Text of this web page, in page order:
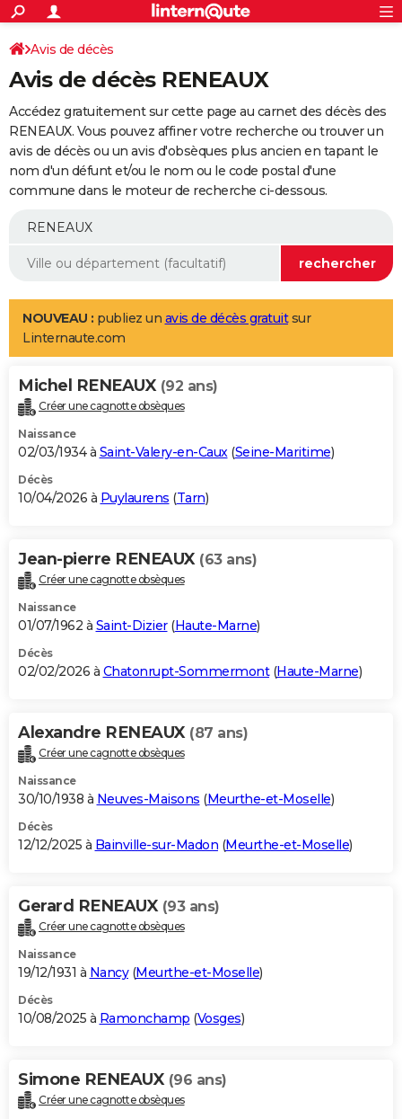
ACTUALITÉS
Politique
Société
Faits Divers
Education
Monde
Villes
+
SPORT
Coupe du monde 2026
Football
Tennis
Cyclisme
Rugby
Forum
Programme TV
TNT
Streaming
Cinéma
Sorties cinéma
Musique
+
FINANCE
Retraite
Epargne
Immobilier
Risques naturels par ville
Banque
Assurance
AUTO
Essais
Réserver un essai
Citadines
Berlines
SUV
Forum auto
+
Mobiles
Meilleur smartphone
Internet
Ordinateurs
Jeux vidéo
Guide high-tech
Aménagement intérieur
LIFESTYLE
Art de vivre
Bien-être
Loisirs
Mode
Modes de vie
Alimentation
Guide de la santé
Maladies
Médicaments
Sommeil
VOYAGE
Destinations
City break
Voyage nature
Voyage de noces
Forum
Climat
+PHOTO
GUIDES D'ACHAT
BONS PLANS
Carte de Noël
Carte Bonne année
Carte Saint-Valentin
Carte Pâques
Carte d'anniversaire
DICTIONNAIRE
Dictionnaire
Biographies
Citations
Expressions
Proverbes
PROGRAMME TV
S'inscrire
Se connecter
Lycées
Collèges
Primaires
Universités
Entreprises
Service militaire
Avis de recherche
AVIS DE DÉCÈS
Bricolage
Lifestyle
Culture
Sport
Auto
Television
Voyage
Cinema
Avis de décès
Avis de décès RENEAUX
Accédez gratuitement sur cette page au carnet des décès des
RENEAUX. Vous pouvez affiner votre recherche ou trouver un
avis de décès ou un avis d'obsèques plus ancien en tapant le
nom d'un défunt et/ou le nom ou le code postal d'une
commune dans le moteur de recherche ci-dessous.
NOUVEAU : publiez un avis de décès gratuitsur
Linternaute.com
Michel RENEAUX (92 ans)
Créer une cagnotte obsèques
Naissance
02/03/1934 à Saint-Valery-en-Caux(Seine-Maritime)
Décès
10/04/2026 à Puylaurens (Tarn)
Jean-pierre RENEAUX (63 ans)
Créer une cagnotte obsèques
Naissance
01/07/1962 à Saint-Dizier(Haute-Marne)
Décès
02/02/2026 à Chatonrupt-Sommermont(Haute-Marne)
Alexandre RENEAUX (87 ans)
Créer une cagnotte obsèques
Naissance
30/10/1938 à Neuves-Maisons (Meurthe-et-Moselle)
Décès
12/12/2025 à Bainville-sur-Madon (Meurthe-et-Moselle)
Gerard RENEAUX (93 ans)
Créer une cagnotte obsèques
Naissance
19/12/1931 à Nancy(Meurthe-et-Moselle)
Décès
10/08/2025 à Ramonchamp (Vosges)
Simone RENEAUX (96 ans)
Créer une cagnotte obsèques